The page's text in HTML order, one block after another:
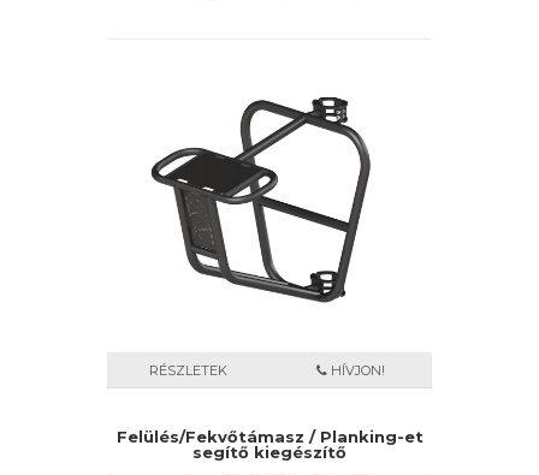
RÉSZLETEK HÍVJON!
Felülés/Fekvőtámasz / Planking-et
segítő kiegészítő